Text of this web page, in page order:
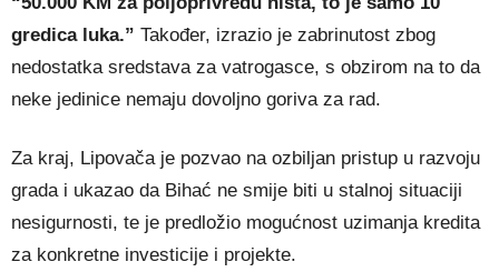
gredica luka.” Također, izrazio je zabrinutost zbog
nedostatka sredstava za vatrogasce, s obzirom na to da
neke jedinice nemaju dovoljno goriva za rad.
Za kraj, Lipovača je pozvao na ozbiljan pristup u razvoju
grada i ukazao da Bihać ne smije biti u stalnoj situaciji
nesigurnosti, te je predložio mogućnost uzimanja kredita
za konkretne investicije i projekte.